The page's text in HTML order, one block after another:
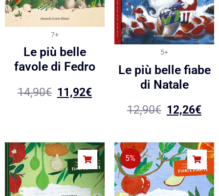
7+
Le più belle
favole di Fedro
14,90€ 11,92€
5+
Le più belle fiabe
di Natale
12,90€ 12,26€
5%